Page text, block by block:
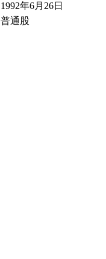
1992年6月26日
普通股